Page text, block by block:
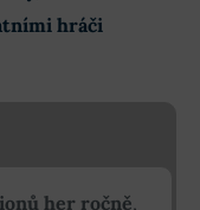
hráči
her ročně